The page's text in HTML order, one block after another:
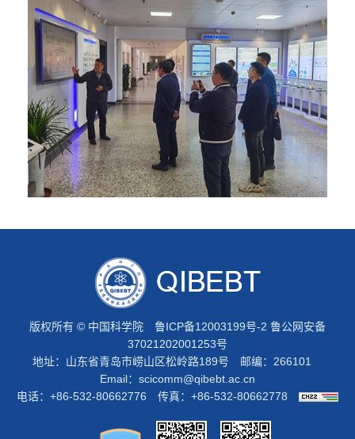
版权所有 © 中国科学院 鲁ICP备12003199号-2 鲁公网安备
37021202001253号
地址：山东省青岛市崂山区松岭路189号 邮编：266101
Email： scicomm@qibebt.ac.cn
电话：+86-532-80662776 传真：+86-532-80662778